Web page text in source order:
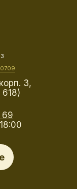
69
3,